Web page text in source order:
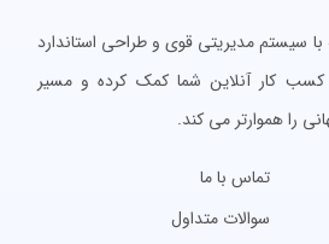
سیستم مدیریتی قوی و طراحی استاندارد
کسب کار آنلاین شما کمک کرده و مسیر
را هموارتر می کند.
تماس با ما
سوالات متداول